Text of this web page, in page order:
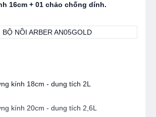
16cm + 01 chảo chống dính.
kính 18cm - dung tích 2L
kính 20cm - dung tích 2,6L